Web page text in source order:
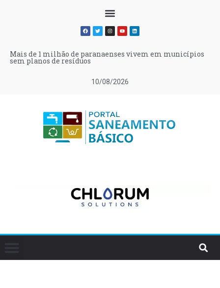
10/08/2026
Mais de 1 milhão de paranaenses vivem em municípios
sem planos de resíduos